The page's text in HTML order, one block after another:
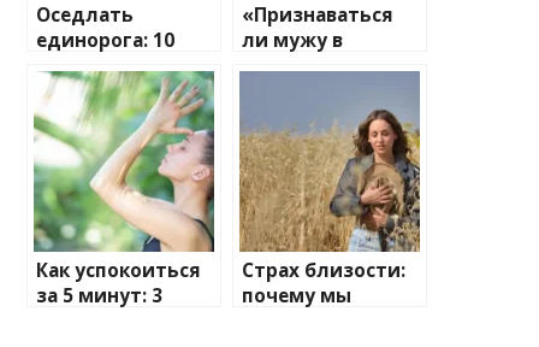
Оседлать
единорога: 10
шагов невротика
к спокойной
жизни
«Признаваться
ли мужу в
измене?»: мнение
Как успокоиться
за 5 минут: 3
Страх близости:
почему мы